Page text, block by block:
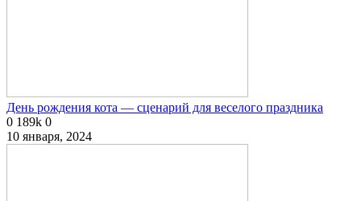
День рождения кота — сценарий для веселого праздника
0 189k 0
10 января, 2024